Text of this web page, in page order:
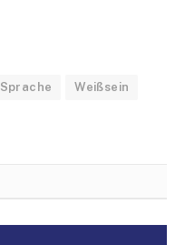
Sprache Weißsein